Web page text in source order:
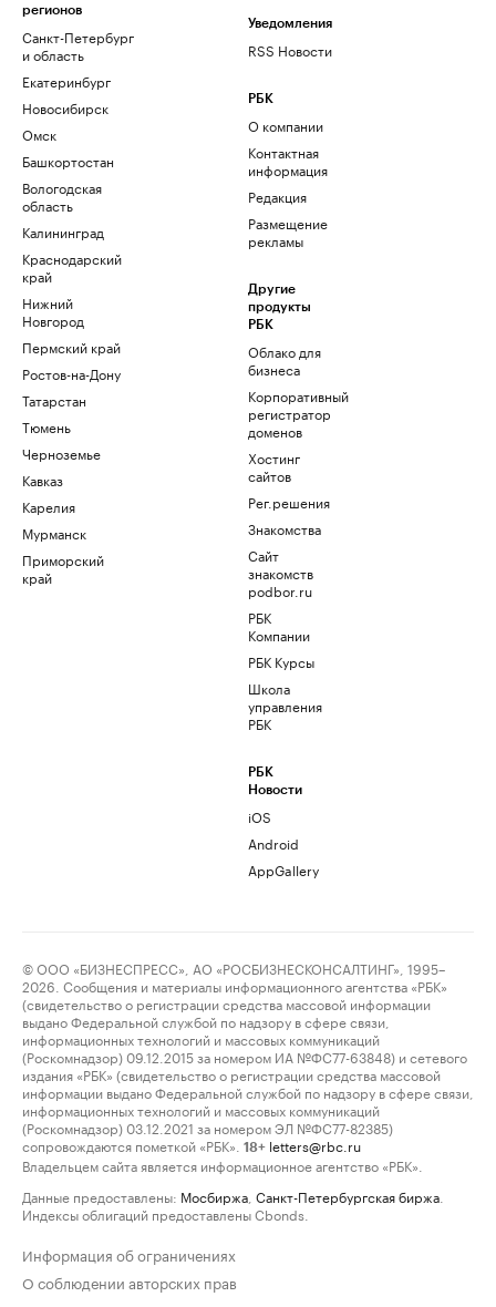
регионов
Санкт-Петербург
и область
Екатеринбург
Новосибирск
Омск
Башкортостан
Вологодская
область
Калининград
Краснодарский
край
Нижний
Новгород
Пермский край
Ростов-на-Дону
Татарстан
Тюмень
Черноземье
Кавказ
Карелия
Мурманск
Приморский
край
Уведомления
RSS Новости
РБК
О компании
Контактная
информация
Редакция
Размещение
рекламы
Другие
продукты
РБК
Облако для
бизнеса
Корпоративный
регистратор
доменов
Хостинг
сайтов
Рег.решения
Знакомства
Сайт
знакомств
podbor.ru
РБК
Компании
РБК Курсы
Школа
управления
РБК
РБК
Новости
iOS
Android
AppGallery
© ООО «БИЗНЕСПРЕСС», АО «РОСБИЗНЕСКОНСАЛТИНГ», 1995–
2026. Сообщения и материалы информационного агентства «РБК»
(свидетельство о регистрации средства массовой информации
выдано Федеральной службой по надзору в сфере связи,
информационных технологий и массовых коммуникаций
(Роскомнадзор) 09.12.2015 за номером ИА №ФС77-63848) и сетевого
издания «РБК» (свидетельство о регистрации средства массовой
информации выдано Федеральной службой по надзору в сфере связи,
информационных технологий и массовых коммуникаций
(Роскомнадзор) 03.12.2021 за номером ЭЛ №ФС77-82385)
сопровождаются пометкой «РБК».
18+ letters@rbc.ru
Владельцем сайта является информационное агентство «РБК».
Данные предоставлены: Мосбиржа Санкт-Петербургская биржа
Индексы облигаций предоставлены Cbonds.
Информация об ограничениях
О соблюдении авторских прав